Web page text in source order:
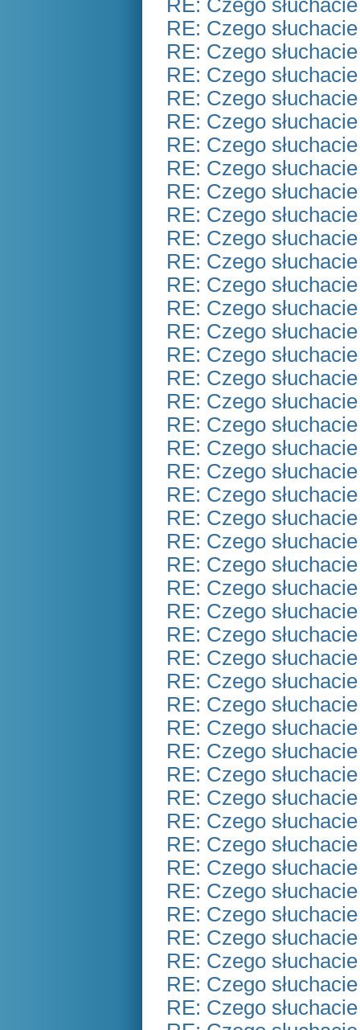
RE: Czego
RE: Czego
RE: Czego
RE: Czego
RE: Czego
RE: Czego
RE: Czego
RE: Czego
RE: Czego
RE: Czego
RE: Czego
RE: Czego
RE: Czego
RE: Czego
RE: Czego
RE: Czego
RE: Czego
RE: Czego
RE: Czego
RE: Czego
RE: Czego
RE: Czego
RE: Czego
RE: Czego
RE: Czego
RE: Czego
RE: Czego
RE: Czego
RE: Czego
RE: Czego
RE: Czego
RE: Czego
RE: Czego
RE: Czego
RE: Czego
RE: Czego
RE: Czego
RE: Czego
RE: Czego
RE: Czego
RE: Czego
RE: Czego
RE: Czego
RE: Czego